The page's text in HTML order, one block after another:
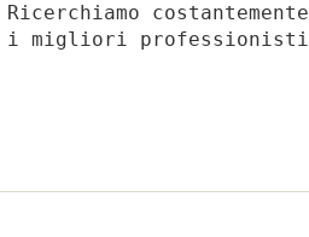
Ricerchiamo costantemente
i migliori professionisti